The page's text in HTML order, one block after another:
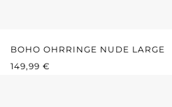
BOHO OHRRINGE NUDE LARGE
REGULÄRER PREIS:
149,99 €